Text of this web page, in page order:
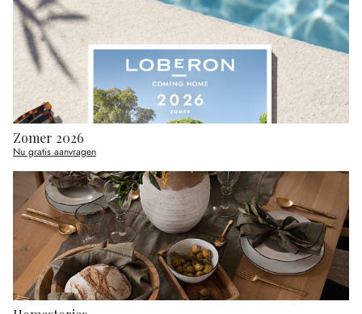
Zomer 2026
Nu gratis aanvragen